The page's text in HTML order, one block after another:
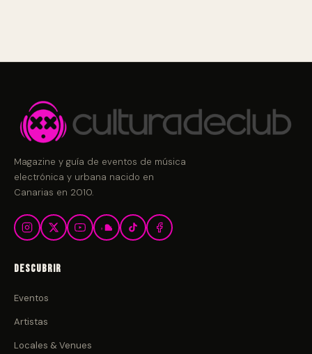
Magazine y guía de eventos de música
electrónica y urbana nacido en
Canarias en 2010.
Descubrir
Eventos
Artistas
Locales & Venues